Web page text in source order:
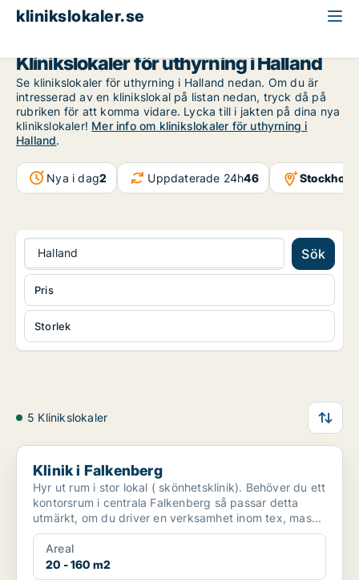
klinikslokaler.se
Klinikslokaler för uthyrning i Halland
Se klinikslokaler för uthyrning i Halland nedan. Om du är
intresserad av en klinikslokal på listan nedan, tryck då på
rubriken för att komma vidare. Lycka till i jakten på dina nya
klinikslokaler! Mer info om klinikslokaler för uthyrning i
Halland.
Nya i dag2 Uppdaterade 24h46
Halland Sök
Storlek
Pris
5 Klinikslokaler
Klinik i Falkenberg
Klinik i Falkenberg
Hyr ut rum i stor lokal ( skönhetsklinik). Behöver du ett
kontorsrum i centrala Falkenberg så passar detta
utmärkt, om du driver en verksamhet inom tex, mas...
Areal
20 - 160 m2